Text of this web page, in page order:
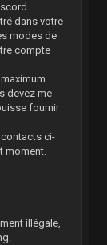
dans votre
modes de
compte
devez me
fournir
ci-
moment.
illégale,